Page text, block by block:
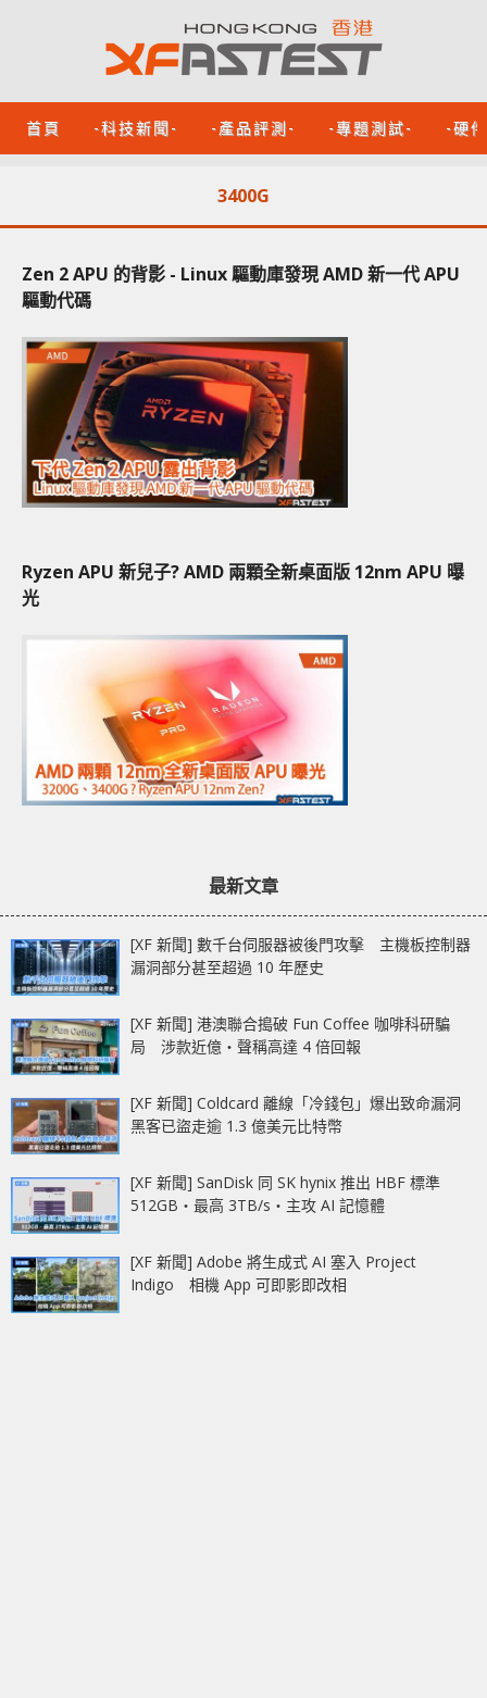
首頁 -科技新聞- -產品評測- -專題測試- -硬
3400G
Zen 2 APU 的背影 - Linux 驅動庫發現 AMD 新一代 APU
驅動代碼
Ryzen APU 新兒子? AMD 兩顆全新桌面版 12nm APU 曝
光
最新文章
[XF 新聞] 數千台伺服器被後門攻擊 主機板控制器
漏洞部分甚至超過 10 年歷史
[XF 新聞] 港澳聯合搗破 Fun Coffee 咖啡科研騙
局 涉款近億‧聲稱高達 4 倍回報
[XF 新聞] Coldcard 離線「冷錢包」爆出致命漏洞
黑客已盜走逾 1.3 億美元比特幣
[XF 新聞] SanDisk 同 SK hynix 推出 HBF 標準
512GB‧最高 3TB/s‧主攻 AI 記憶體
[XF 新聞] Adobe 將生成式 AI 塞入 Project
Indigo 相機 App 可即影即改相